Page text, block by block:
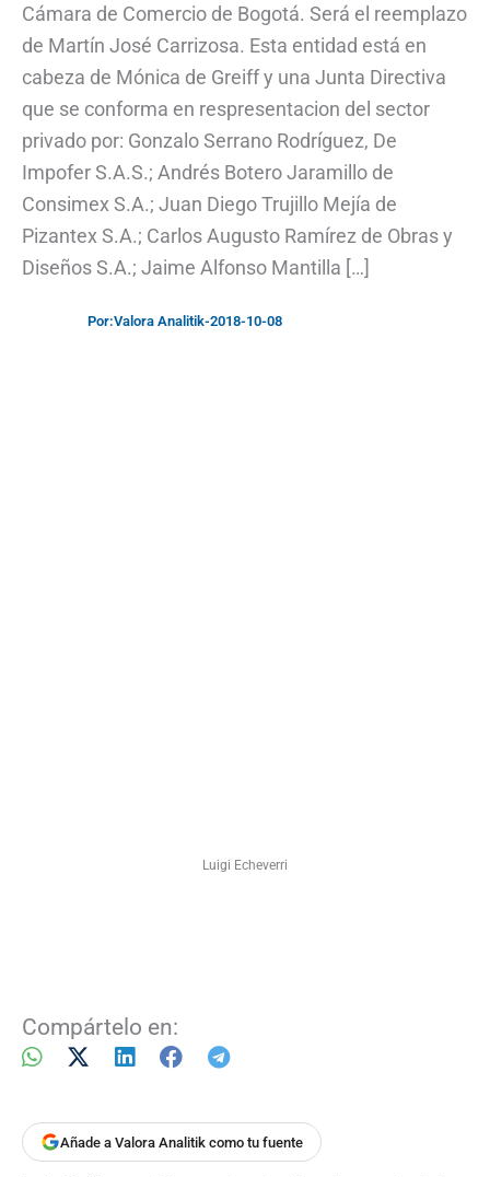
Cámara de Comercio de Bogotá. Será el reemplazo
de Martín José Carrizosa. Esta entidad está en
cabeza de Mónica de Greiff y una Junta Directiva
que se conforma en respresentacion del sector
privado por: Gonzalo Serrano Rodríguez, De
Impofer S.A.S.; Andrés Botero Jaramillo de
Consimex S.A.; Juan Diego Trujillo Mejía de
Pizantex S.A.; Carlos Augusto Ramírez de Obras y
Diseños S.A.; Jaime Alfonso Mantilla […]
Por:Valora Analitik-2018-10-08
Luigi Echeverri
Compártelo en:
Añade a Valora Analitik como tu fuente